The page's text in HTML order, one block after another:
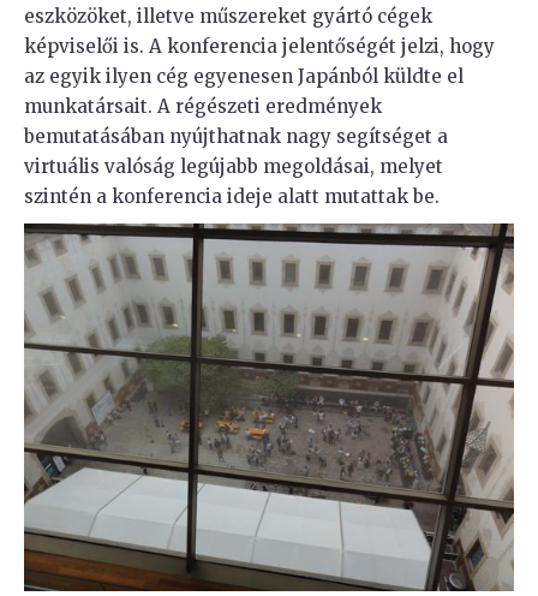
eszközöket, illetve műszereket gyártó cégek
képviselői is. A konferencia jelentőségét jelzi, hogy
az egyik ilyen cég egyenesen Japánból küldte el
munkatársait. A régészeti eredmények
bemutatásában nyújthatnak nagy segítséget a
virtuális valóság legújabb megoldásai, melyet
szintén a konferencia ideje alatt mutattak be.